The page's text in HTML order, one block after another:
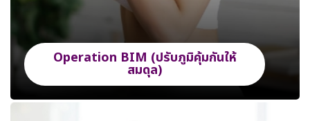
Operation BIM (ปรับภูมิคุ้มกันให้
สมดุล)